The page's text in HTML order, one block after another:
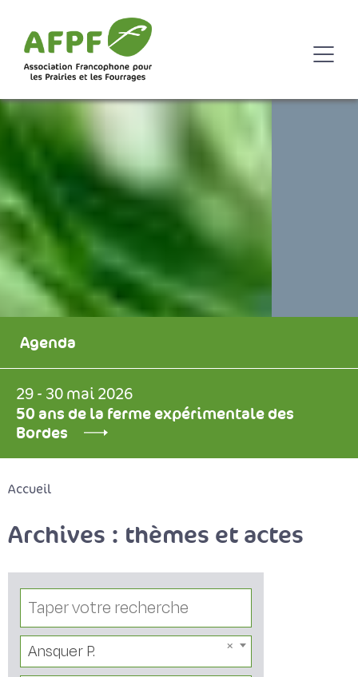
Agenda
29 - 30 mai 2026
50 ans de la ferme expérimentale des
Bordes
Accueil
Archives : thèmes et actes
Ansquer P.